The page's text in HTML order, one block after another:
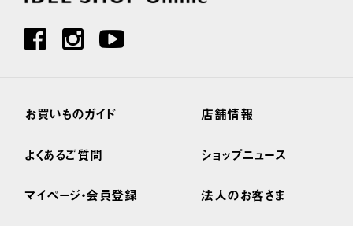
お買いものガイド
よくあるご質問
マイページ・会員登録
店舗情報
ショップニュース
法人のお客さま